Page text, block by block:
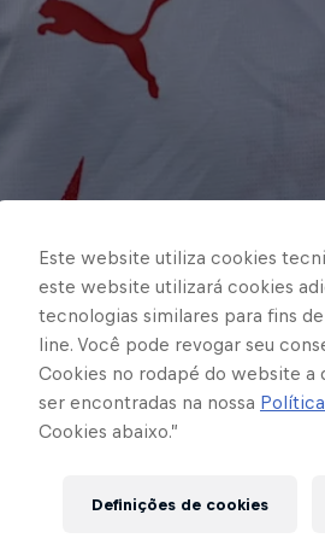
Este website utiliza cookies
este website utilizará cookies
tecnologias similares para fins
line. Você pode revogar seu
Cookies no rodapé do website a
ser encontradas na nossa
Cookies abaixo.”
Definições de cookies